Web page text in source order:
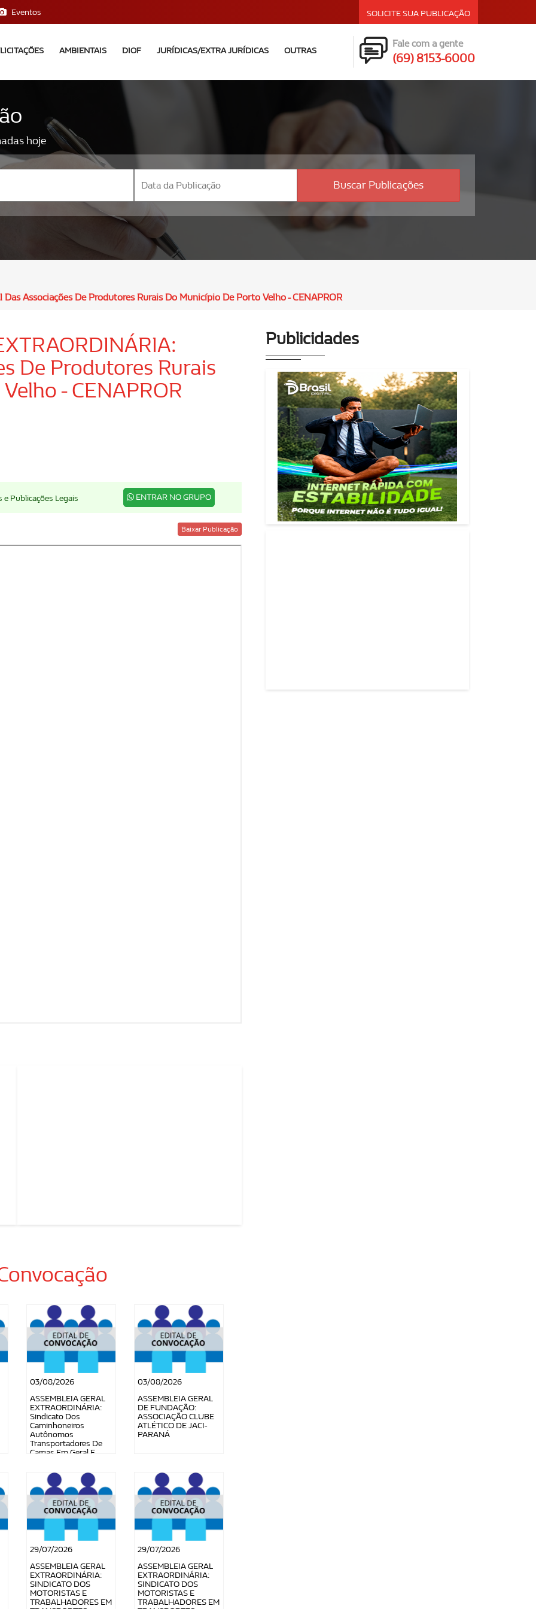
Eventos SOLICITE SUA PUBLICAÇÃO
LICITAÇÕES AMBIENTAIS DIOF JURÍDICAS/EXTRA JURÍDICAS OUTRAS
Fale com a gente
(69) 8153-6000
hoje
Buscar Publicações
Das Associações De Produtores Rurais Do Município De Porto Velho - CENAPROR
De Produtores Rurais
- CENAPROR
Publicações Legais ENTRAR NO GRUPO
Baixar Publicação
03/08/2026
ASSEMBLEIA GERAL
EXTRAORDINÁRIA:
Sindicato Dos
Caminhoneiros
Autônomos
Transportadores De
Cargas Em Geral E
Diferenciado Do
Estado De Rondônia -
SICATRACRON
03/08/2026
ASSEMBLEIA GERAL
DE FUNDAÇÃO:
ASSOCIAÇÃO CLUBE
ATLÉTICO DE JACI-
PARANÁ
29/07/2026
ASSEMBLEIA GERAL
EXTRAORDINÁRIA:
SINDICATO DOS
MOTORISTAS E
TRABALHADORES EM
29/07/2026
ASSEMBLEIA GERAL
EXTRAORDINÁRIA:
SINDICATO DOS
MOTORISTAS E
TRABALHADORES EM
Publicidades